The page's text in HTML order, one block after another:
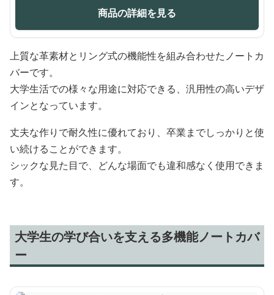
商品の詳細を見る
上質な革素材とリング式の機能性を組み合わせたノートカ
バーです。
大学生活での様々な用途に対応できる、汎用性の高いデザ
インとなっています。
丈夫な作りで耐久性に優れており、卒業までしっかりと使
い続けることができます。
シックな見た目で、どんな場面でも違和感なく使用できま
す。
大学生の学び合いを支える多機能ノートカバ
ー